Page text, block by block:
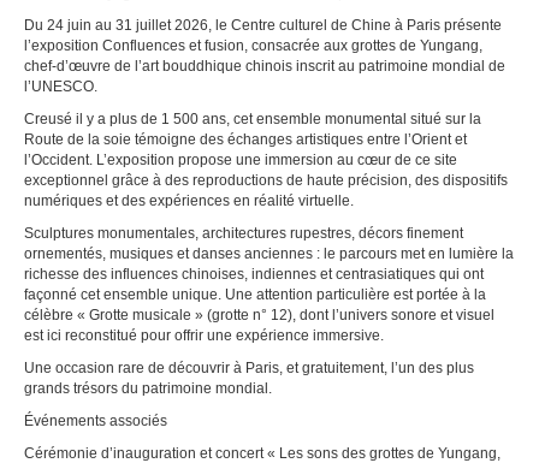
Du 24 juin au 31 juillet 2026, le Centre culturel de Chine à Paris présente
l’exposition Confluences et fusion, consacrée aux grottes de Yungang,
chef-d’œuvre de l’art bouddhique chinois inscrit au patrimoine mondial de
l’UNESCO.
Creusé il y a plus de 1 500 ans, cet ensemble monumental situé sur la
Route de la soie témoigne des échanges artistiques entre l’Orient et
l’Occident. L’exposition propose une immersion au cœur de ce site
exceptionnel grâce à des reproductions de haute précision, des dispositifs
numériques et des expériences en réalité virtuelle.
Sculptures monumentales, architectures rupestres, décors finement
ornementés, musiques et danses anciennes : le parcours met en lumière la
richesse des influences chinoises, indiennes et centrasiatiques qui ont
façonné cet ensemble unique. Une attention particulière est portée à la
célèbre « Grotte musicale » (grotte n° 12), dont l’univers sonore et visuel
est ici reconstitué pour offrir une expérience immersive.
Une occasion rare de découvrir à Paris, et gratuitement, l’un des plus
grands trésors du patrimoine mondial.
Événements associés
Cérémonie d’inauguration et concert « Les sons des grottes de Yungang,